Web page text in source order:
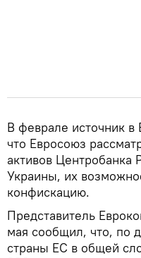
В феврале источник
что Евросоюз
активов Центробанка
Украины, их
конфискацию.
Представитель
мая сообщил, что, по
страны ЕС в общей